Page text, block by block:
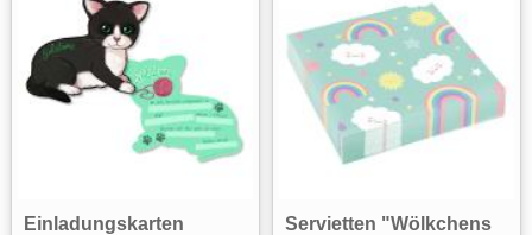
Einladungskarten
Servietten "Wölkchens